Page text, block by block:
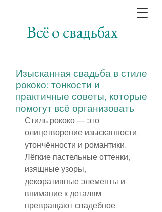
Всё о свадьбах
Изысканная свадьба в стиле
рококо: тонкости и
практичные советы, которые
помогут всё организовать
Стиль рококо — это
олицетворение изысканности,
утончённости и романтики.
Лёгкие пастельные оттенки,
изящные узоры,
декоративные элементы и
внимание к деталям
превращают свадебное